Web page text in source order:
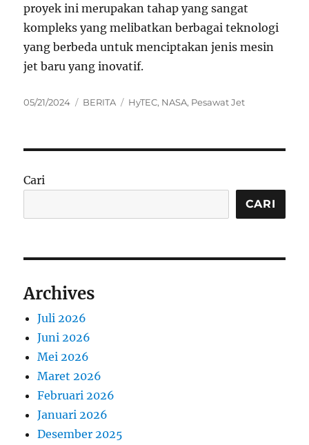
proyek ini merupakan tahap yang sangat
kompleks yang melibatkan berbagai teknologi
yang berbeda untuk menciptakan jenis mesin
jet baru yang inovatif.
Posted
05/21/2024 Categories
BERITA Tags
HyTEC, NASA, Pesawat Jet
Cari
CARI
Archives
Juli 2026
Juni 2026
Mei 2026
Maret 2026
Februari 2026
Januari 2026
Desember 2025